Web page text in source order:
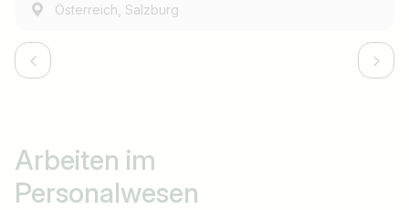
Österreich Salzburg
Arbeiten im
Personalwesen